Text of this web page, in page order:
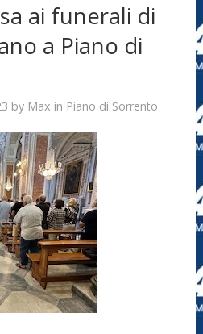
ai funerali di
a Piano di
by Max in Piano di Sorrento